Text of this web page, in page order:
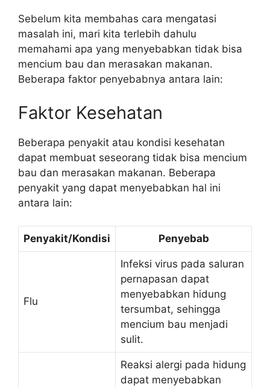
Sebelum kita membahas cara mengatasi
masalah ini, mari kita terlebih dahulu
memahami apa yang menyebabkan tidak bisa
mencium bau dan merasakan makanan.
Beberapa faktor penyebabnya antara lain:
Faktor Kesehatan
Beberapa penyakit atau kondisi kesehatan
dapat membuat seseorang tidak bisa mencium
bau dan merasakan makanan. Beberapa
penyakit yang dapat menyebabkan hal ini
antara lain:
Penyakit/Kondisi Penyebab
Flu
Infeksi virus pada saluran
pernapasan dapat
menyebabkan hidung
tersumbat, sehingga
mencium bau menjadi
sulit.
Reaksi alergi pada hidung
dapat menyebabkan